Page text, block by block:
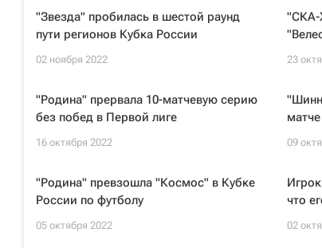
"Звезда" пробилась в шестой раунд
пути регионов Кубка России
02 ноября 2022
"СКА-
23
"Родина" прервала 10-матчевую серию
без побед в Первой лиге
16 октября 2022 09
"Родина" превзошла "Космос" в Кубке
России по футболу
05 октября 2022
что
02